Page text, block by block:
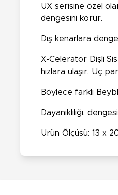
UX serisine özel
dengesini korur.
Dış kenarlara
X-Celerator Dişli
hızlara ulaşır. Üç
Böylece farklı
Dayanıklılığı,
Ürün Ölçüsü: 13 x